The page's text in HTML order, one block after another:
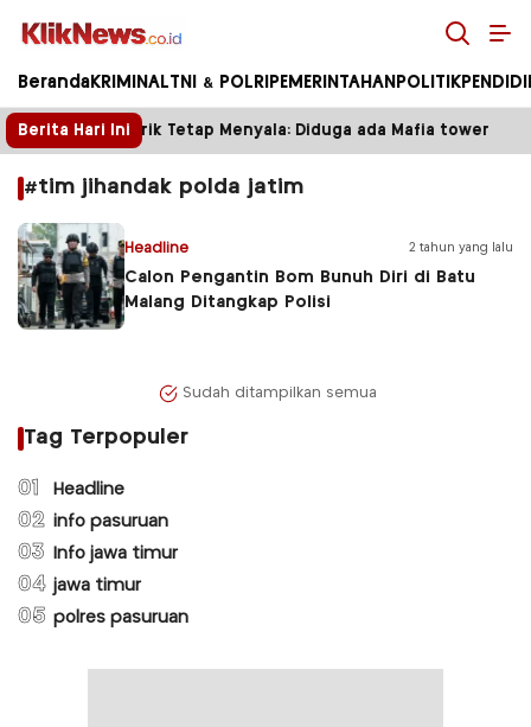
Kliknews.co.id
Beranda KRIMINAL TNI & POLRI PEMERINTAHAN POLITIK
Berita Hari Ini
Disegel, Listrik Tetap Menyala: Diduga ada Mafia tower
#tim jihandak polda jatim
Headline 2 tahun yang lalu
Calon Pengantin Bom Bunuh Diri di Batu
Malang Ditangkap Polisi
Sudah ditampilkan semua
Tag Terpopuler
01 Headline
02 info pasuruan
03 Info jawa timur
04 jawa timur
05 polres pasuruan